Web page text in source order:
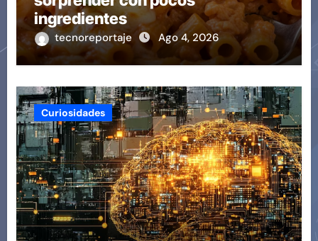
ingredientes
tecnoreportaje Ago 4, 2026
Curiosidades